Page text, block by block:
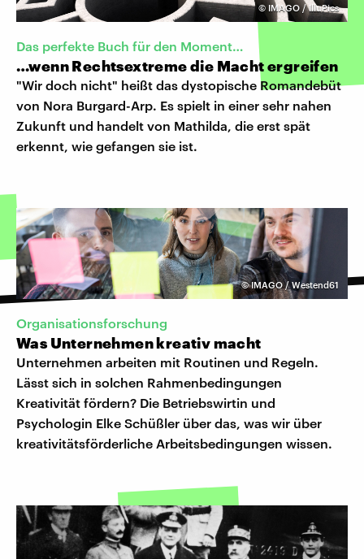
© IMAGO / IlluPics
Das perfekte Buch für den Moment…
…wenn Rechtsextreme die Macht ergreifen
"Wir doch nicht" heißt das dystopische Romandebüt
von Nora Burgard-Arp. Es spielt in einer sehr nahen
Zukunft und handelt von Mathilda, die erst spät
erkennt, wie gefangen sie ist.
©IMAGO / Westend61
Organisationsforschung
Was Unternehmen kreativ macht
Unternehmen arbeiten mit Routinen und Regeln.
Lässt sich in solchen Rahmenbedingungen
Kreativität fördern? Die Betriebswirtin und
Psychologin Elke Schüßler über das, was wir über
kreativitätsförderliche Arbeitsbedingungen wissen.